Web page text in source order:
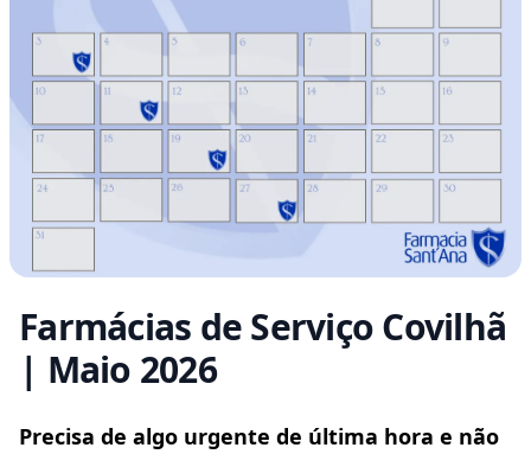
Farmácias de Serviço Covilhã
| Maio 2026
Precisa de algo urgente de última hora e não